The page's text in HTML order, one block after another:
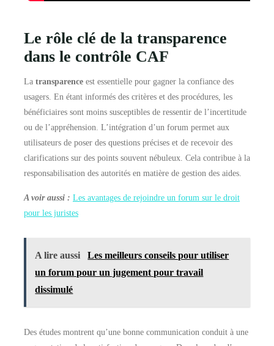
Le rôle clé de la transparence
dans le contrôle CAF
La transparenceest essentielle pour gagner la confiance des
usagers. En étant informés des critères et des procédures, les
bénéficiaires sont moins susceptibles de ressentir de l’incertitude
ou de l’appréhension. L’intégration d’un forum permet aux
utilisateurs de poser des questions précises et de recevoir des
clarifications sur des points souvent nébuleux. Cela contribue à la
responsabilisation des autorités en matière de gestion des aides.
A voir aussi : Les avantages de rejoindre un forum sur le droit
pour les juristes
A lire aussi
Les meilleurs conseils pour utiliser
un forum pour un jugement pour travail
dissimulé
Des études montrent qu’une bonne communication conduit à une